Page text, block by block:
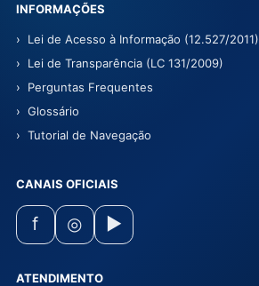
INFORMAÇÕES
Lei de Acesso à Informação (12.527/2011)
Lei de Transparência (LC 131/2009)
Perguntas Frequentes
Glossário
Tutorial de Navegação
CANAIS OFICIAIS
f ◎ ▶
ATENDIMENTO